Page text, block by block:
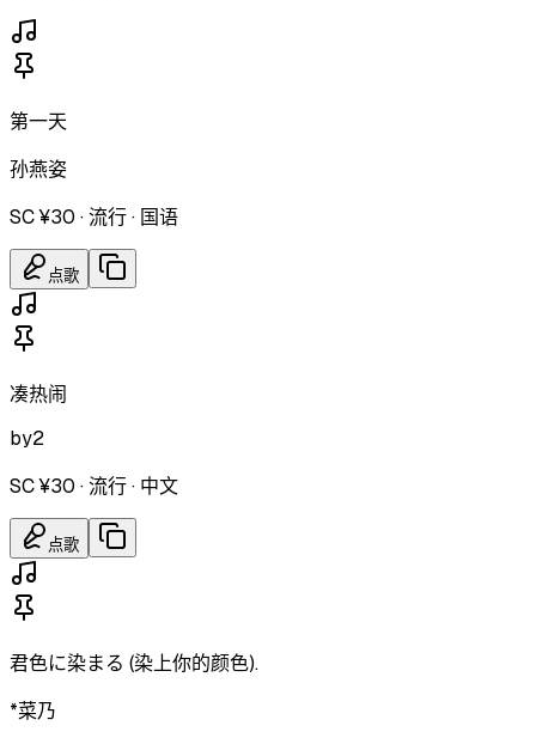
第一天
孙燕姿
SC ¥30 ·流行· 国语
点歌
凑热闹
by2
SC ¥30 ·流行· 中文
点歌
君色に染まる (染上你的颜色).
*菜乃